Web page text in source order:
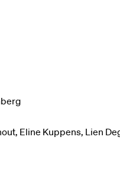
Eline Kuppens, Lien